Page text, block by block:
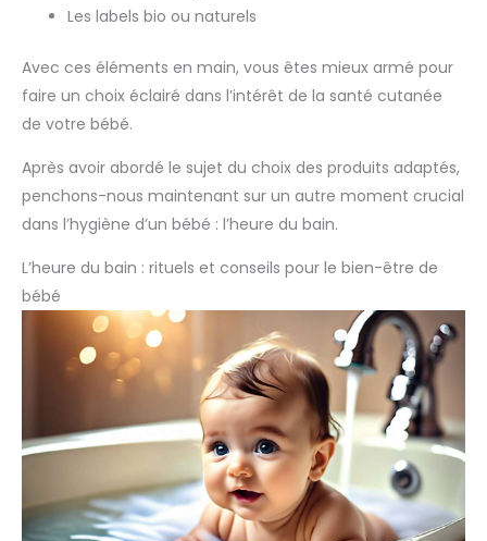
Les labels bio ou naturels
Avec ces éléments en main, vous êtes mieux armé pour
faire un choix éclairé dans l’intérêt de la santé cutanée
de votre bébé.
Après avoir abordé le sujet du choix des produits adaptés,
penchons-nous maintenant sur un autre moment crucial
dans l’hygiène d’un bébé : l’heure du bain.
L’heure du bain : rituels et conseils pour le bien-être de
bébé